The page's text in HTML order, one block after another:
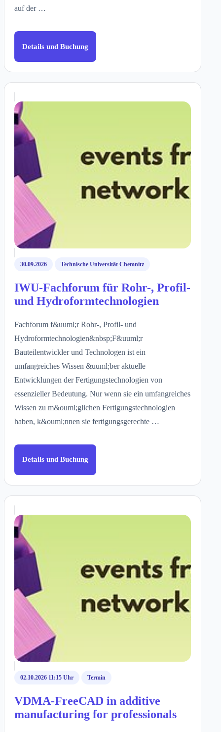
auf der …
Details und Buchung
30.09.2026 Technische Universität Chemnitz
IWU-Fachforum für Rohr-, Profil-
und Hydroformtechnologien
Fachforum f&uuml;r Rohr-, Profil- und
Hydroformtechnologien&nbsp;F&uuml;r
Bauteilentwickler und Technologen ist ein
umfangreiches Wissen &uuml;ber aktuelle
Entwicklungen der Fertigungstechnologien von
essenzieller Bedeutung. Nur wenn sie ein umfangreiches
Wissen zu m&ouml;glichen Fertigungstechnologien
haben, k&ouml;nnen sie fertigungsgerechte …
Details und Buchung
02.10.2026 11:15 Uhr Termin
VDMA-FreeCAD in additive
manufacturing for professionals